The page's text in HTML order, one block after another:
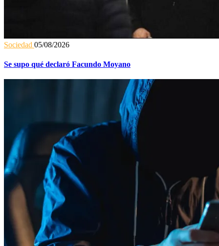
Sociedad 05/08/2026
Se supo qué declaró Facundo Moyano